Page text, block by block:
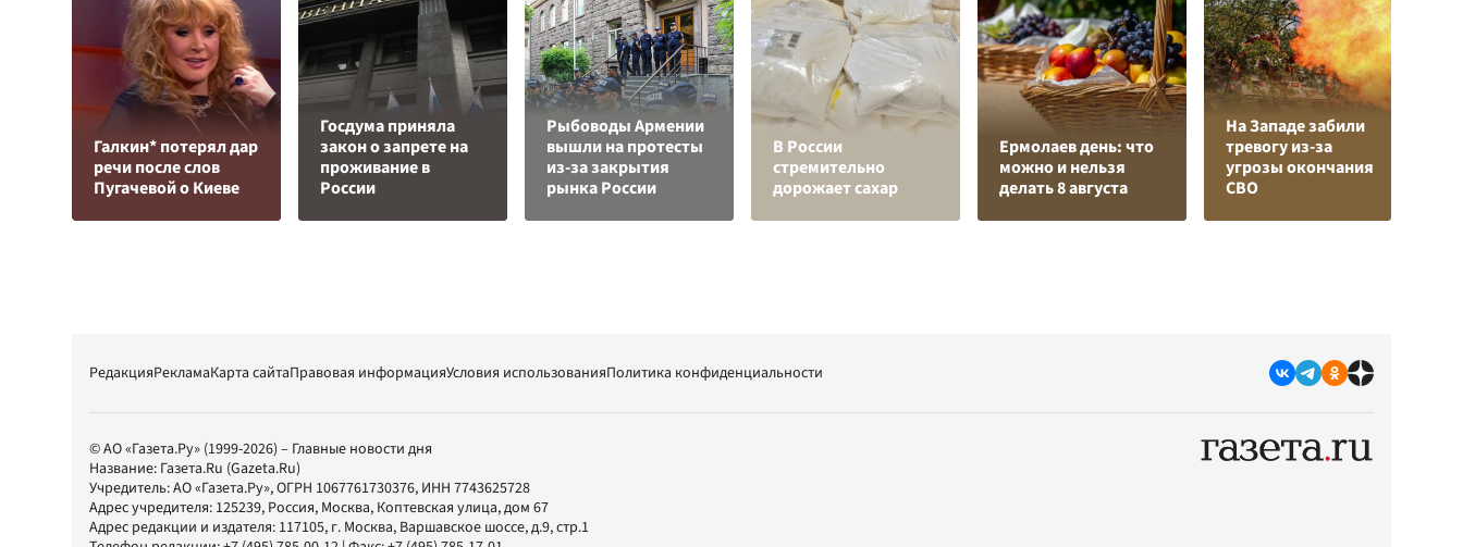
Галкин* потерял дар
речи после слов
Пугачевой о Киеве
Госдума приняла
закон о запрете на
проживание в
России
Рыбоводы Армении
вышли на протесты
из-за закрытия
рынка России
В России
стремительно
дорожает сахар
Ермолаев день: что
можно и нельзя
делать 8 августа
На Западе забили
тревогу из-за
угрозы окончания
СВО
РедакцияРекламаКарта сайтаПравовая информацияУсловия использованияПолитика конфиденциальности
© АО «Газета.Ру» (1999-2026) – Главные новости дня
Название: Газета.Ru (Gazeta.Ru)
Учредитель:АО «Газета.Ру», ОГРН 1067761730376, ИНН 7743625728
Адрес учредителя: 125239, Россия, Москва, Коптевская улица, дом 67
Адрес редакции и издателя: 117105, г. Москва, Варшавское шоссе, д.9, стр.1